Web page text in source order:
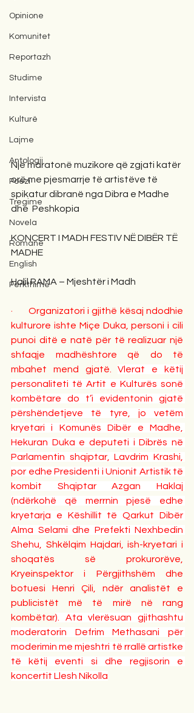
Opinione
Komunitet
Reportazh
Studime
Intervista
Kulturë
Lajme
Antologji
Poezi
Tregime
Novela
Romane
English
Përkthime
Një maratonë muzikore që zgjati katër
orë me pjesmarrje të artistëve të
spikatur dibranë nga Dibra e Madhe
dhe  Peshkopia
KONCERT I MADH FESTIV NË DIBËR TË
MADHE
Halil RAMA – Mjeshtër i Madh
·      Organizatori i gjithë kësaj ndodhie
kulturore ishte Miçe Duka, personi i cili
punoi ditë e natë për të realizuar një
shfaqje madhështore që do të
mbahet mend gjatë. Vlerat e këtij
personaliteti të Artit e Kulturës sonë
kombëtare do t’i evidentonin gjatë
përshëndetjeve të tyre, jo vetëm
kryetari i Komunës Dibër e Madhe,
Hekuran Duka e deputeti i Dibrës në
Parlamentin shqiptar, Lavdrim Krashi,
por edhe Presidenti i Unionit Artistik të
kombit Shqiptar Azgan Haklaj
(ndërkohë që merrnin pjesë edhe
kryetarja e Këshillit të Qarkut Dibër
Alma Selami dhe Prefekti Nexhbedin
Shehu, Shkëlqim Hajdari, ish-kryetari i
shoqatës së prokurorëve,
Kryeinspektor i Përgjithshëm dhe
botuesi Henri Çili, ndër analistët e
publicistët më të mirë në rang
kombëtar). Ata vlerësuan gjithashtu
moderatorin Defrim Methasani për
moderimin me mjeshtri të rrallë artistke
të këtij eventi si dhe regjisorin e
koncertit Llesh Nikolla